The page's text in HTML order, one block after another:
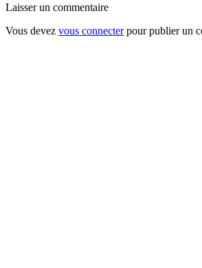
Laisser un commentaire
Vous devez vous connecterpour publier un